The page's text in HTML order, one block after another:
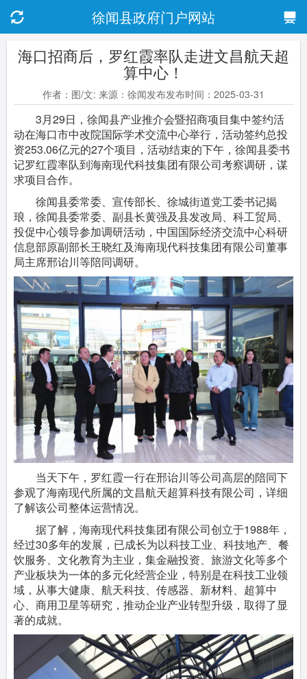
徐闻县政府门户网站
海口招商后，罗红霞率队走进文昌航天超
算中心！
作者：图/文: 来源：徐闻发布发布时间：2025-03-31
3月29日，徐闻县产业推介会暨招商项目集中签约活
动在海口市中改院国际学术交流中心举行，活动签约总投
资253.06亿元的27个项目，活动结束的下午，徐闻县委书
记罗红霞率队到海南现代科技集团有限公司考察调研，谋
求项目合作。
徐闻县委常委、宣传部长、徐城街道党工委书记揭
琅，徐闻县委常委、副县长黄强及县发改局、科工贸局、
投促中心领导参加调研活动，中国国际经济交流中心科研
信息部原副部长王晓红及海南现代科技集团有限公司董事
局主席邢诒川等陪同调研。
当天下午，罗红霞一行在邢诒川等公司高层的陪同下
参观了海南现代所属的文昌航天超算科技有限公司，详细
了解该公司整体运营情况。
据了解，海南现代科技集团有限公司创立于1988年，
经过30多年的发展，已成长为以科技工业、科技地产、餐
饮服务、文化教育为主业，集金融投资、旅游文化等多个
产业板块为一体的多元化经营企业，特别是在科技工业领
域，从事大健康、航天科技、传感器、新材料、超算中
心、商用卫星等研究，推动企业产业转型升级，取得了显
著的成就。